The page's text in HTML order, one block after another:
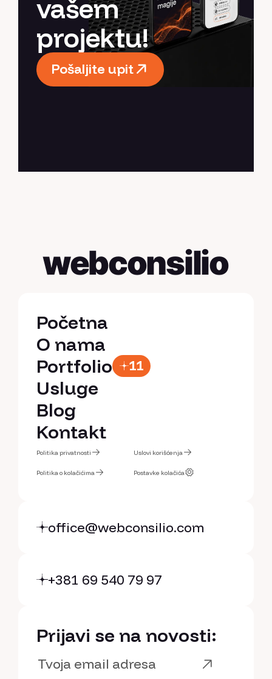
vašem
projektu!
Pošaljite upit
Pošaljite upit
webconsilio
Početna
Početna
O nama
O nama
Portfolio
Portfolio
11
Usluge
Usluge
Blog
Blog
Kontakt
Kontakt
Politika privatnosti
Politika privatnosti
Uslovi korišćenja
Uslovi korišćenja
Politika o kolačićima Postavke kolačića
office@webconsilio.com
+381 69 540 79 97
Prijavi se na novosti: